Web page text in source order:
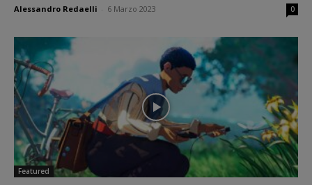
Alessandro Redaelli 6 Marzo 2023 0
Featured